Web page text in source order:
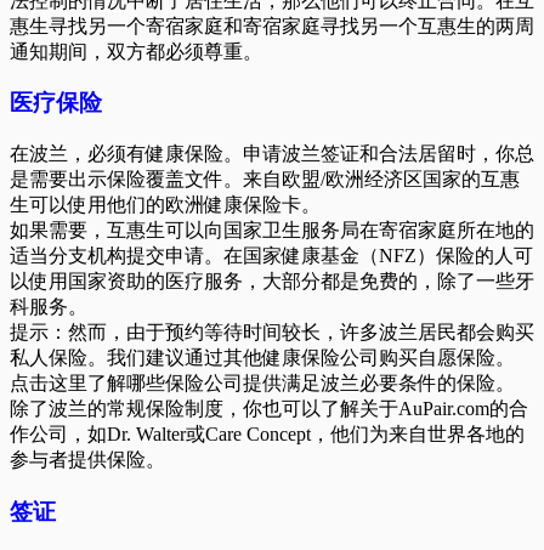
惠生寻找另一个寄宿家庭和寄宿家庭寻找另一个互惠生的两周
通知期间，双方都必须尊重。
医疗保险
在波兰，必须有健康保险。申请波兰签证和合法居留时，你总
是需要出示保险覆盖文件。来自欧盟/欧洲经济区国家的互惠
生可以使用他们的欧洲健康保险卡。
如果需要，互惠生可以向国家卫生服务局在寄宿家庭所在地的
适当分支机构提交申请。在国家健康基金（NFZ）保险的人可
以使用国家资助的医疗服务，大部分都是免费的，除了一些牙
科服务。
提示：然而，由于预约等待时间较长，许多波兰居民都会购买
私人保险。我们建议通过其他健康保险公司购买自愿保险。
点击这里了解哪些保险公司提供满足波兰必要条件的保险。
除了波兰的常规保险制度，你也可以了解关于AuPair.com的合
作公司，如Dr. Walter或Care Concept，他们为来自世界各地的
参与者提供保险。
签证